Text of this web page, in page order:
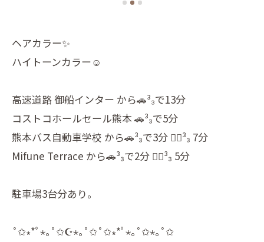
ヘアカラー✨
ハイトーンカラー☺️
高速道路 御船インター から🚗³₃で13分
コストコホールセール熊本 🚗³₃で5分
熊本バス自動車学校 から🚗³₃で3分 🚶‍♂️³₃ 7分
Mifune Terrace から🚗³₃で2分 🚶‍♂️³₃ 5分
駐車場3台分あり。
˚✩∗*ﾟ⋆｡˚✩☪︎⋆｡˚✩˚✩∗*ﾟ⋆｡˚✩⋆｡˚✩